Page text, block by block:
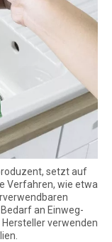
setzt auf
Verfahren, wie etwa
an Einweg-
verwenden